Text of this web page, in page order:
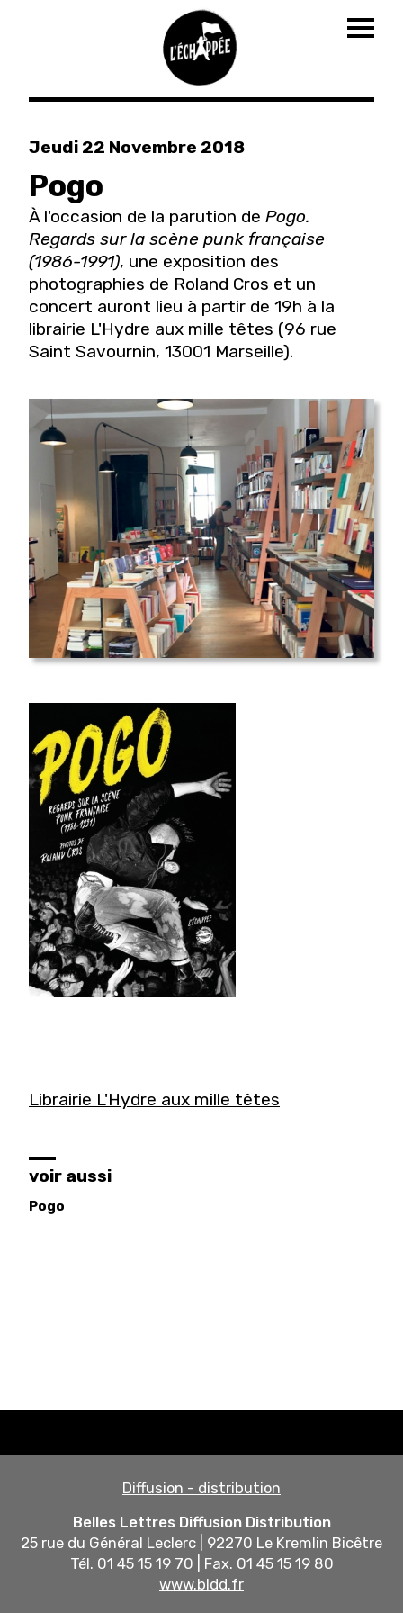
Aller
contenu
principal
Jeudi 22 Novembre 2018
Pogo
À l'occasion de la parution de Pogo.
Regards sur la scène punk française
(1986-1991), une exposition des
photographies de Roland Cros et un
concert auront lieu à partir de 19h à la
librairie L'Hydre aux mille têtes (96 rue
Saint Savournin, 13001 Marseille).
Librairie L'Hydre aux mille têtes
voir aussi
Pogo
Diffusion - distribution
Belles Lettres Diffusion Distribution
25 rue du Général Leclerc | 92270 Le Kremlin Bicêtre
Tél. 01 45 15 19 70 | Fax. 01 45 15 19 80
www.bldd.fr